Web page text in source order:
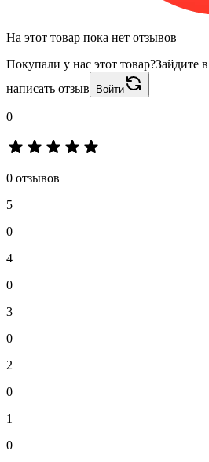
На этот товар пока нет отзывов
Покупали у нас этот товар?Зайдите
написать отзыв
Войти
0
0 отзывов
5
0
4
0
3
0
2
0
1
0